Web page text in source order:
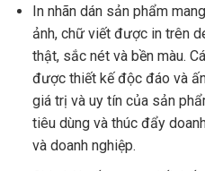
In nhãn dán sản phẩm
ảnh, chữ viết được in trên
thật, sắc nét và bền màu.
được thiết kế độc đáo và
giá trị và uy tín của sản
tiêu dùng và thúc đẩy
và doanh nghiệp.